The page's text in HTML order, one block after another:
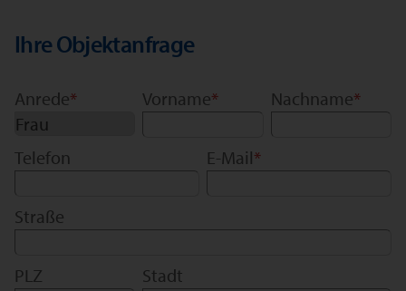
Ihre Objektanfrage
Anrede* Vorname* Nachname*
Telefon E-Mail*
Straße
PLZ Stadt